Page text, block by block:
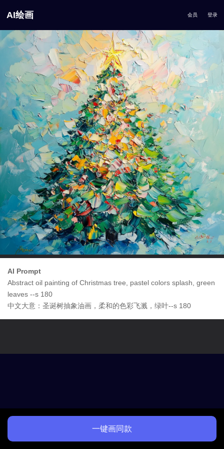
AI绘画 会员 登录
AI Prompt
Abstract oil painting of Christmas tree, pastel colors splash, green
leaves --s 180
中文大意：圣诞树抽象油画，柔和的色彩飞溅，绿叶--s 180
一键画同款